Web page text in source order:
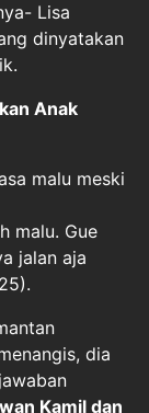
Lisa
dinyatakan
Anak
malu meski
malu. Gue
jalan aja
dia
Kamil dan